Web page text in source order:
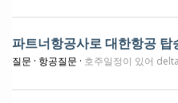
파트너항공사로 대한항공 탑
질문 · 항공질문 · 호주일정이 있어 delta 마일로 ticketing을 하였는데요, 미국-호주 일정(delta / virgin australia)은 free checked baggage가 2개까지 허용이 되는데, 문제는 호주-한국(korean)은 free checked